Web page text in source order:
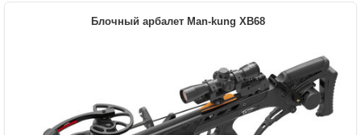
Воск, кивер на 4 стрелы, оптический
прицел 4*32, ремень, 4 карбоновые
стрелы 20 дюймов, ручной натяжитель,
ремень
Масса (кг)
4,2 снаряженный, 3,4 без аксессуаров
Блочный арбалет Man-kung XB68